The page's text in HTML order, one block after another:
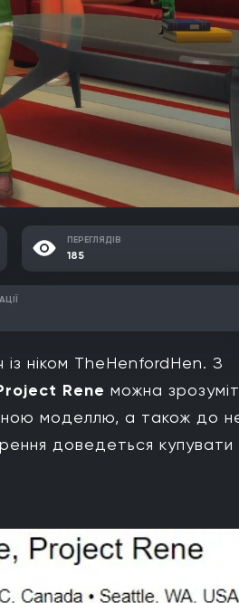
ПЕРЕГЛЯДІВ
185
із ніком TheHenfordHen. З
Rene можна
моделлю, а також до
доведеться купувати